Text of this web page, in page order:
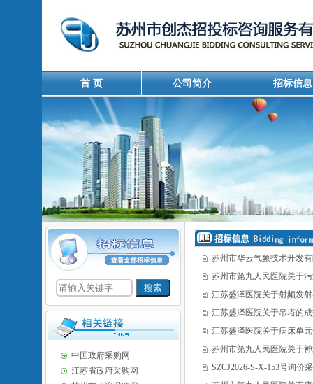
首 页 公司简介 招标信息
中国政府采购网
江苏省政府采购网
苏州市华云气象技术开发
苏州市第九人民医院关于
江苏盛泽医院关于射频发
江苏盛泽医院关于吊塔的
江苏盛泽医院关于病床单
苏州市第九人民医院关于
SZCJ2026-S-X-153号询价